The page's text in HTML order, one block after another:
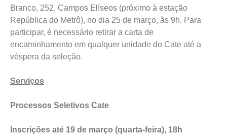
Branco, 252, Campos Elíseos (próximo à estação
República do Metrô), no dia 25 de março, às 9h. Para
participar, é necessário retirar a carta de
encaminhamento em qualquer unidade do Cate até a
véspera da seleção.
Serviços
Processos Seletivos Cate
Inscrições até 19 de março (quarta-feira), 18h